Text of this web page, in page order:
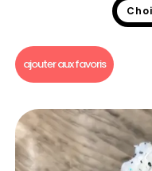
ajouter aux favoris